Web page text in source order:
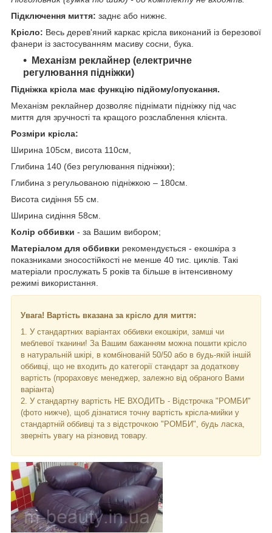
Підключення миття: заднє або нижнє.
Крісло: Весь дерев'яний каркас крісла виконаний із березової
фанери із застосуванням масиву сосни, бука.
Механізм реклайнер (електричне
регулювання підніжки)
Підніжка крісла має функцію підйому/опускання.
Механізм реклайнер дозволяє піднімати підніжку під час
миття для зручності та кращого розслаблення клієнта.
Розміри крісла:
Ширина 105см, висота 110см,
Глибина 140 (без регулювання підніжки);
Глибина з регульованою підніжкою – 180см.
Висота сидіння 55 см.
Ширина сидіння 58см.
Колір оббивки - за Вашим вибором;
Матеріалом для оббивки рекомендується - екошкіра з
показниками зносостійкості не менше 40 тис. циклів. Такі
матеріали прослужать 5 років та більше в інтенсивному
режимі використання.
Увага! Вартість вказана за крісло для миття:
1. У стандартних варіантах оббивки екошкіри, замші чи
меблевої тканини! За Вашим бажанням можна пошити крісло
в натуральній шкірі, в комбінованій 50/50 або в будь-якій іншій
оббивці, що не входить до категорії стандарт за додаткову
вартість (прораховує менеджер, залежно від обраного Вами
варіанта)
2. У стандартну вартість НЕ ВХОДИТЬ - Відстрочка "РОМБИ"
(фото нижче), щоб дізнатися точну вартість крісла-мийки у
стандартній оббивці та з відстрочкою "РОМБИ", будь ласка,
зверніть увагу на різновид товару.